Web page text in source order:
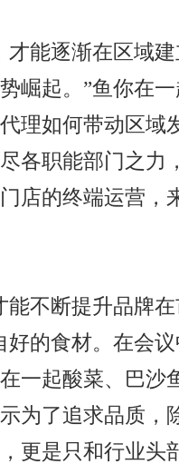
才能逐渐在区域
崛起。”鱼你在
理如何带动区域
各职能部门之力
店的终端运营，
能不断提升品牌
好的食材。在会
一起酸菜、巴沙
为了追求品质，
更是只和行业头